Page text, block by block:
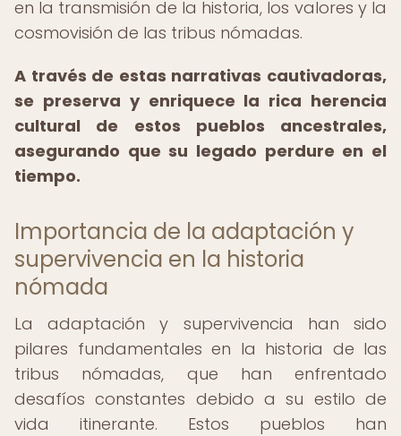
en la transmisión de la historia, los valores y la
cosmovisión de las tribus nómadas.
A través de estas narrativas cautivadoras,
se preserva y enriquece la rica herencia
cultural de estos pueblos ancestrales,
asegurando que su legado perdure en el
tiempo.
Importancia de la adaptación y
supervivencia en la historia
nómada
La adaptación y supervivencia han sido
pilares fundamentales en la historia de las
tribus nómadas, que han enfrentado
desafíos constantes debido a su estilo de
vida itinerante. Estos pueblos han